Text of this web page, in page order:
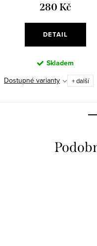
280 Kč
DETAIL
Skladem
Dostupné varianty + další